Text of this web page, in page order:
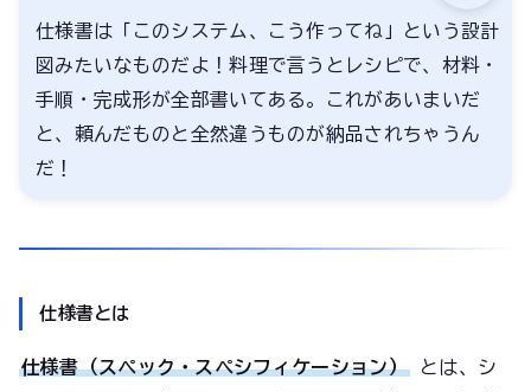
仕様書は「このシステム、こう作ってね」という設計
図みたいなものだよ！料理で言うとレシピで、材料・
手順・完成形が全部書いてある。これがあいまいだ
と、頼んだものと全然違うものが納品されちゃうん
だ！
仕様書とは
仕様書（スペック・スペシフィケーション）とは、シ